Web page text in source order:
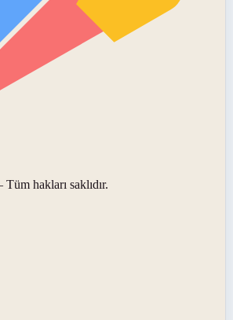
hakları saklıdır.